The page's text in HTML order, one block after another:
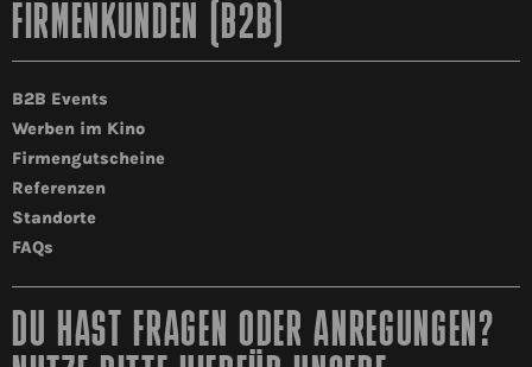
FIRMENKUNDEN (B2B)
B2B Events
Werben im Kino
Firmengutscheine
Referenzen
Standorte
FAQs
DU HAST FRAGEN ODER ANREGUNGEN?